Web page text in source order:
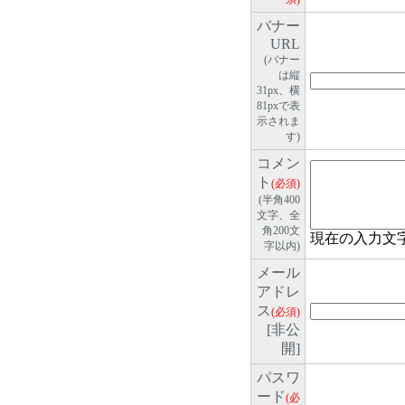
バナー
URL
(バナー
は縦
31px、横
81pxで表
示されま
す)
コメン
ト (必須)
(半角400
文字、全
角200文
字以内)
現在の入力文
メール
アドレ
ス (必須)
[非公
開]
パスワ
ード(必